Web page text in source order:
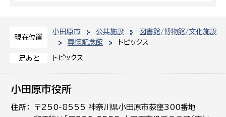
現在位置
小田原市 公共施設
図書館/博物館/文化施設
尊徳記念館
トピックス
足あと トピックス
小田原市役所
住所
〒250-8555 神奈川県小田原市荻窪300番地